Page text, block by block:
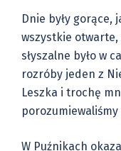
Dnie były gorące,
wszystkie otwarte,
słyszalne było w
rozróby jeden z
Leszka i trochę
W Puźnikach